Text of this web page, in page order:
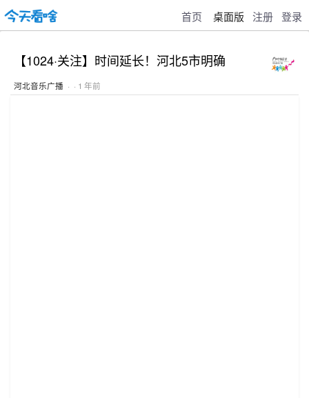
首页 桌面版 注册 登录
【1024·关注】时间延长！河北5市明确
河北音乐广播 · · 1 年前